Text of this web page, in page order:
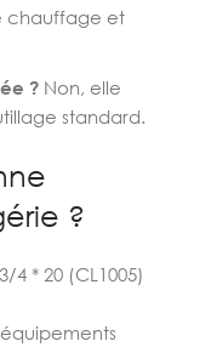
chauffage et
? Non, elle
standard.
?
3/4 * 20 (CL1005)